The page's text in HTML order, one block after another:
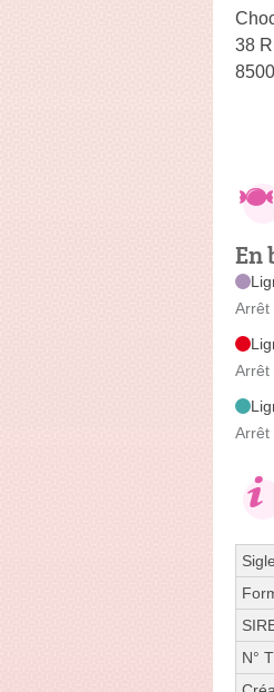
38
En
Arrêt
Arrêt
Arrêt
Sigle
N°